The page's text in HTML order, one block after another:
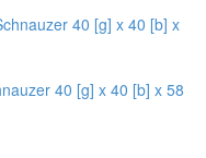
40 [g] x 40 [b] x 58